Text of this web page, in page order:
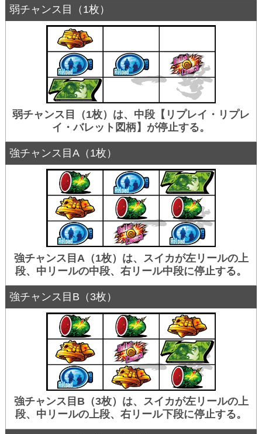
弱チャンス目（1枚）
弱チャンス目（1枚）は、中段【リプレイ・リプレ
イ・バレット図柄】が停止する。
強チャンス目A（1枚）
強チャンス目A（1枚）は、スイカが左リールの上
段、中リールの中段、右リール中段に停止する。
強チャンス目B（3枚）
強チャンス目B（3枚）は、スイカが左リールの上
段、中リールの上段、右リール下段に停止する。